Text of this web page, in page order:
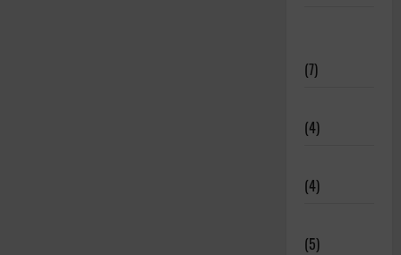
(7)
(4)
(4)
(5)